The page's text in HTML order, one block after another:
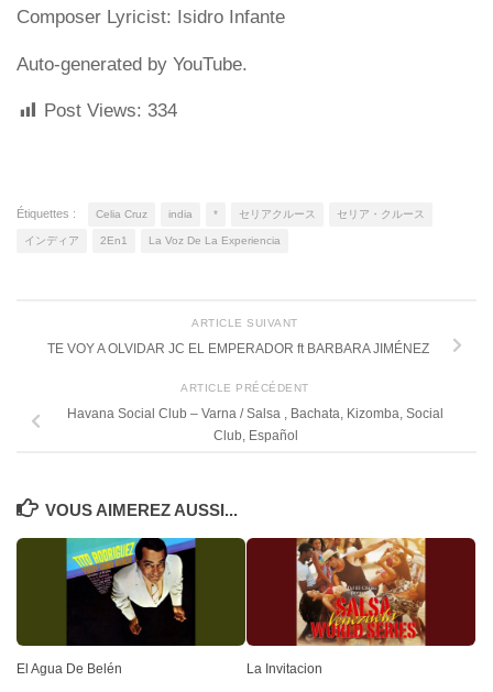
Composer Lyricist: Isidro Infante
Auto-generated by YouTube.
Post Views: 334
Étiquettes : Celia Cruz india * セリアクルース セリア・クルース
インディア 2En1 La Voz De La Experiencia
ARTICLE SUIVANT
TE VOY A OLVIDAR JC EL EMPERADOR ft BARBARA JIMÉNEZ
ARTICLE PRÉCÉDENT
Havana Social Club – Varna / Salsa , Bachata, Kizomba, Social
Club, Español
VOUS AIMEREZ AUSSI...
El Agua De Belén La Invitacion